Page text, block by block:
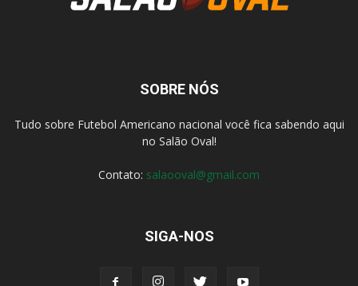
SOBRE NÓS
Tudo sobre Futebol Americano nacional você fica sabendo aqui
no Salão Oval!
Contato: salaooval@gmail.com
SIGA-NOS